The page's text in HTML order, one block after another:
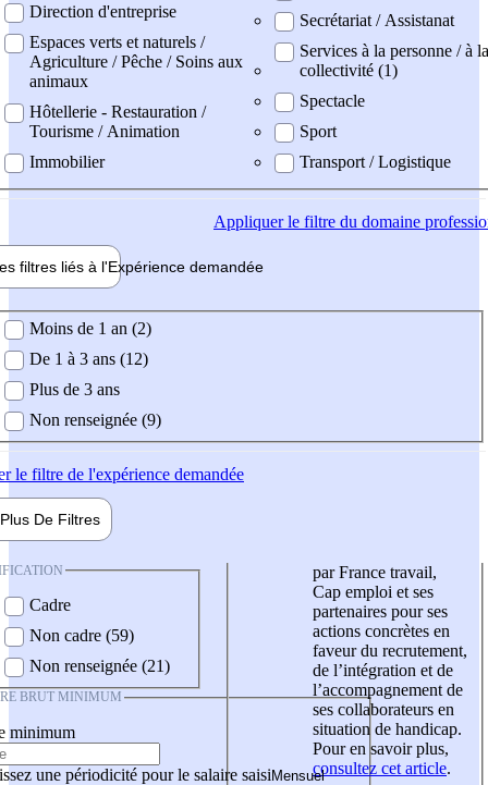
Direction d'entreprise
Espaces verts et naturels /
Agriculture / Pêche / Soins aux
animaux
Hôtellerie - Restauration /
Tourisme / Animation
Immobilier
Secrétariat / Assistanat
Services à la personne / à la
collectivité (1)
Spectacle
Sport
Transport / Logistique
Appliquerle filtre du domaine
filtres liés à l'Expérience demandée
demandée
Moins de 1 an (2)
De 1 à 3 ans (12)
Plus de 3 ans
Non renseignée (9)
le filtre de l'expérience demandée
Plus De Filtres
Cadre
Non cadre (59)
Non renseignée (21)
BRUT MINIMUM
minimum
une périodicité pour le salaire saisi
par France travail,
Cap emploi et ses
partenaires pour ses
actions concrètes en
faveur du recrutement,
de l’intégration et de
l’accompagnement de
ses collaborateurs en
situation de handicap.
Pour en savoir plus,
consultez cet article.